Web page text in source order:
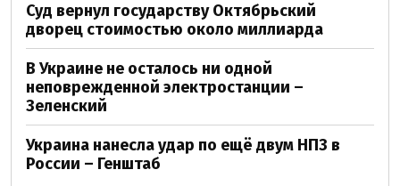
Суд вернул государству Октябрьский
дворец стоимостью около миллиарда
В Украине не осталось ни одной
неповрежденной электростанции –
Зеленский
Украина нанесла удар по ещё двум НПЗ в
России – Генштаб